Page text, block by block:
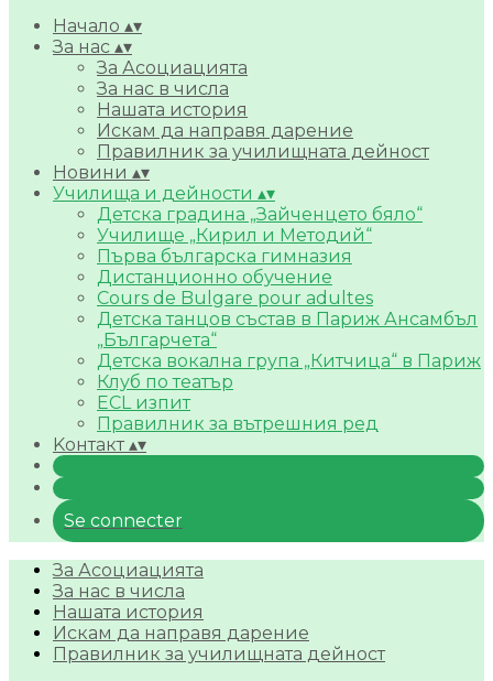
Начало ▴▾
За нас ▴▾
За Асоциацията
За нас в числа
Нашата история
Искам да направя дарение
Правилник за училищната дейност
Новини ▴▾
Училища и дейности ▴▾
Детска градина „Зайченцето бяло“
Училище „Кирил и Методий“
Първа българска гимназия
Дистанционно обучение
Cours de Bulgare pour adultes
Детска танцов състав в Париж Ансамбъл
„Българчета“
Детска вокална група „Китчица“ в Париж
Клуб по театър
ECL изпит
Правилник за вътрешния ред
Kонтакт▴▾
Se connecter
За Асоциацията
За нас в числа
Нашата история
Искам да направя дарение
Правилник за училищната дейност